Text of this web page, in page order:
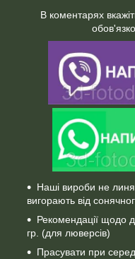
В коментарях
Наші вироби не
вигорають від
Рекомендації щодо
гр. (для люверсів)
Прасувати при